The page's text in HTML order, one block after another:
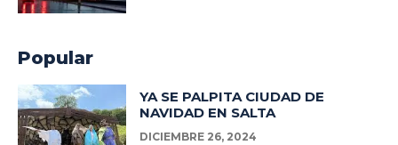
Popular
YA SE PALPITA CIUDAD DE
NAVIDAD EN SALTA
DICIEMBRE 26, 2024